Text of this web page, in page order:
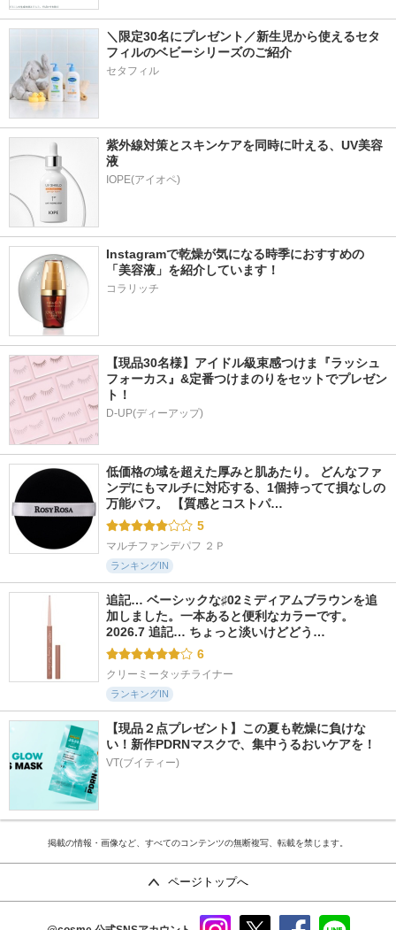
＼限定30名にプレゼント／新生児から使えるセタ
フィルのベビーシリーズのご紹介
セタフィル
紫外線対策とスキンケアを同時に叶える、UV美容
液
Instagramで乾燥が気になる時季におすすめの
「美容液」を紹介しています！
コラリッチ
【現品30名様】アイドル級束感つけま『ラッシュ
フォーカス』&定番つけまのりをセットでプレゼン
ト！
D-UP(ディーアップ)
低価格の域を超えた厚みと肌あたり。 どんなファ
ンデにもマルチに対応する、1個持ってて損なしの
万能パフ。 【質感とコストパ…
5
マルチファンデパフ ２Ｐ
ランキングIN
追記… ベーシックな♯02ミディアムブラウンを追
加しました。一本あると便利なカラーです。
2026.7 追記… ちょっと淡いけどどう…
6
クリーミータッチライナー
ランキングIN
【現品２点プレゼント】この夏も乾燥に負けな
い！新作PDRNマスクで、集中うるおいケアを！
VT(ブイティー)
掲載の情報・画像など、すべてのコンテンツの無断複写、転載を禁じます。
ページトップへ